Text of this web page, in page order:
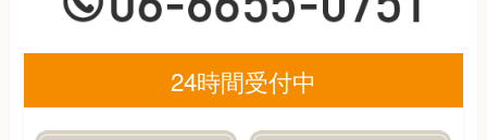
24時間受付中